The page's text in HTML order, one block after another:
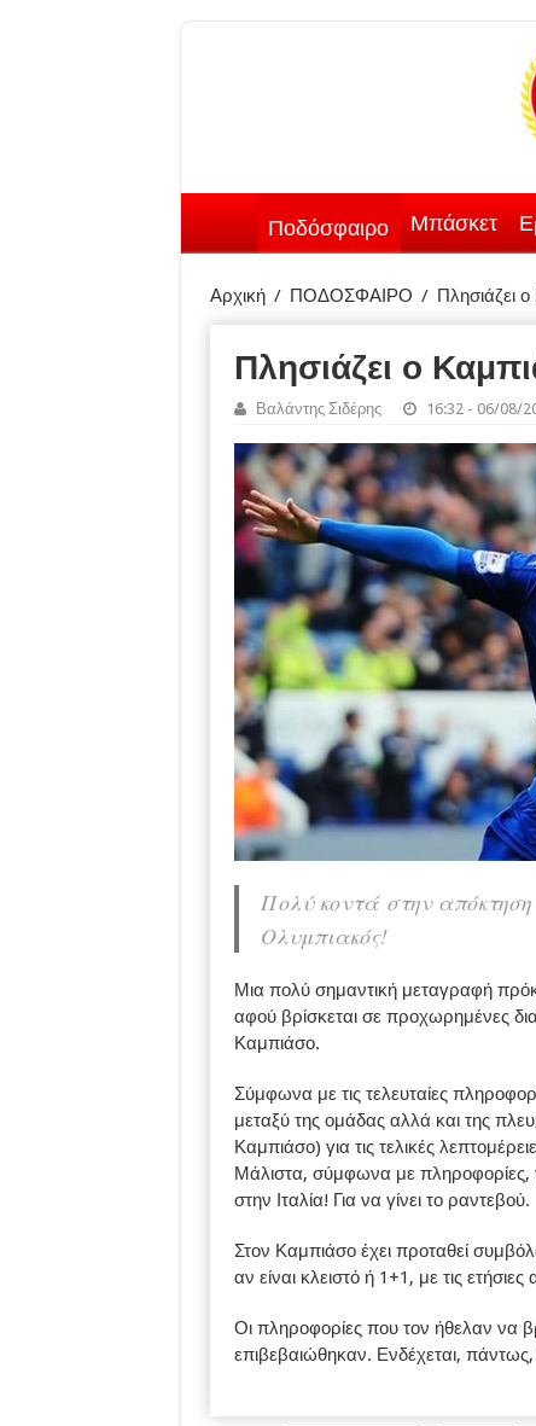
Ποδόσφαιρο Μπάσκετ
Αρχική / ΠΟΔΟΣΦΑΙΡΟ / Πλησιάζει
Πλησιάζει ο
Βαλάντης Σιδέρης 16:32 - 06/08/
Πολύ κοντά στην
Ολυμπιακός!
Μια πολύ σημαντική μεταγραφή
αφού βρίσκεται σε προχωρημένες
Καμπιάσο.
Σύμφωνα με τις τελευταίες
μεταξύ της ομάδας αλλά και της
Καμπιάσο) για τις τελικές
Μάλιστα, σύμφωνα με πληροφορίες,
στην Ιταλία! Για να γίνει το ραντεβού.
Στον Καμπιάσο έχει προταθεί
αν είναι κλειστό ή 1+1, με τις
Οι πληροφορίες που τον ήθελαν να
επιβεβαιώθηκαν. Ενδέχεται,